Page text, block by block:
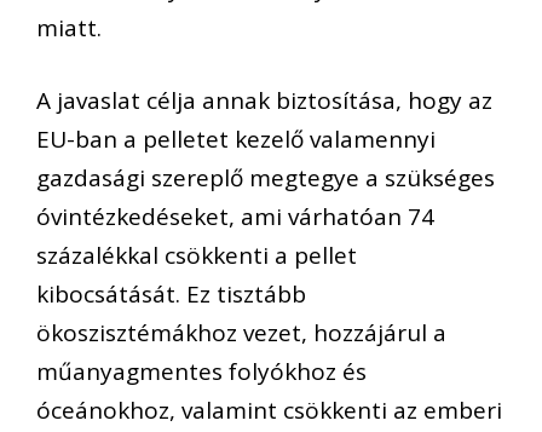
miatt.
A javaslat célja annak biztosítása, hogy az
EU-ban a pelletet kezelő valamennyi
gazdasági szereplő megtegye a szükséges
óvintézkedéseket, ami várhatóan 74
százalékkal csökkenti a pellet
kibocsátását. Ez tisztább
ökoszisztémákhoz vezet, hozzájárul a
műanyagmentes folyókhoz és
óceánokhoz, valamint csökkenti az emberi